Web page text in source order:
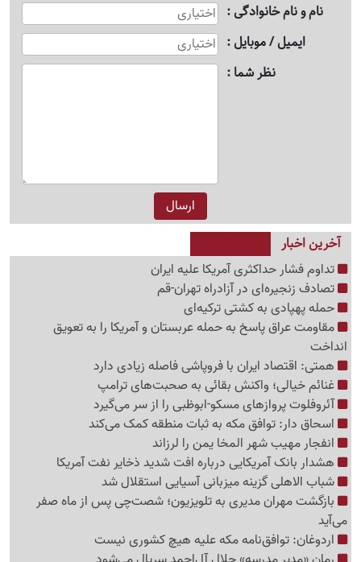
نام و نام خانوادگی
ایمیل / موبایل
نظر شما
آخرین اخبار
تداوم فشار حداکثری آمریکا علیه ایران
تصادف زنجیره‌ای در آزادراه تهران-قم
حمله پهپادی به کشتی ترکیه‌ای
مقاومت عراق پاسخ به حمله عربستان و آمریکا را به تعویق
انداخت
همتی: اقتصاد ایران با فروپاشی فاصله زیادی دارد
غنائم خیالی؛ واکنش بقائی به صحبت‌های ترامپ
آئروفلوت پروازهای مسکو-ابوظبی را از سر می‌گیرد
اسحاق دار: توافق مکه به ثبات منطقه کمک می‌کند
انفجار مهیب شهر المخا یمن را لرزاند
هشدار بانک آمریکایی درباره افت شدید ذخایر نفت آمریکا
شباب الاهلی گزینه میزبانی آسیایی استقلال شد
بازگشت مهران مدیری به تلویزیون؛ شصت‌چی پس از ماه صفر
می‌آید
اردوغان: توافق‌نامه مکه علیه هیچ کشوری نیست